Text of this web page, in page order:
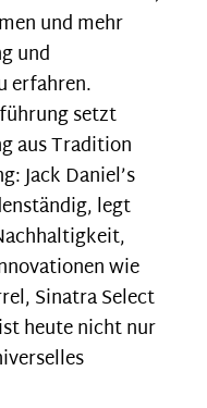
und mehr
und
erfahren.
setzt
aus Tradition
Jack Daniel’s
legt
wie
Sinatra Select
heute nicht nur